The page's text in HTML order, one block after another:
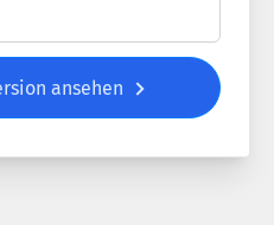
ansehen